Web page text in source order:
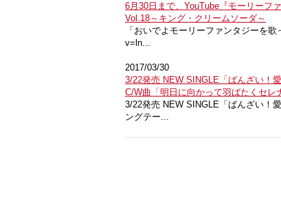
6月30日まで、YouTube『モーリーフ
Vol.18～キング・クリームソーダ～
「おいでよモーリーファンタジーを
v=ln...
2017/03/30
3/22発売 NEW SINGLE「ばんざい！
C/W曲「明日に向かって羽ばたくセレ
3/22発売 NEW SINGLE「ばんざい！
ングテー...